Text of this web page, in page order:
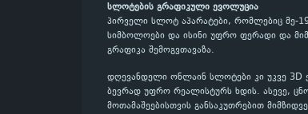
სლოტების გრაფიკული ევოლუცია
პირველი სლოტ აპარატები, რომლებიც მე-
სიმბოლოები და ისინი უფრო ფერადი და
გრაფიკა შემოგვთავაზა.
დღევანდელი ონლაინ სლოტები კი უკვე 3D
ბევრად უფრო რეალისტურს ხდის. ასევე,
მოთამაშეებისთვის განსაკუთრებით